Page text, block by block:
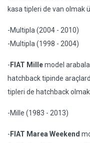
kasa tipleri de van olmak
-Multipla (2004 - 2010)
-Multipla (1998 - 2004)
- FIAT Millemodel
hatchback tipinde
tipleri de hatchback
-Mille (1983 - 2013)
- FIAT Marea Weekend